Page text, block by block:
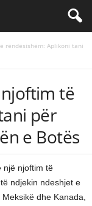
rëndësishëm: Aplikoni tani
të
për
e Botës
një njoftim të
ndjekin ndeshjet e
dhe Kanada,